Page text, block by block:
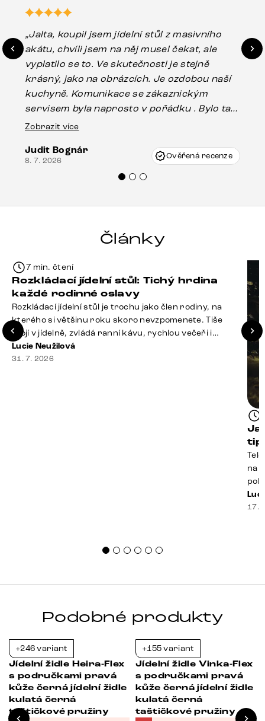
„Jalta, koupil jsem jídelní stůl z masivního
akátu, chvíli jsem na něj musel čekat, ale
vyplatilo se to. Ve skutečnosti je stejně
krásný, jako na obrázcích. Je ozdobou naší
kuchyně. Komunikace se zákaznickým
servisem byla naprosto v pořádku . Bylo tam
drobné poškození u nohy stolu, které mohlo
Vincze mi velmi korektně vyšli vstříc.
Doporučuji produkty Delife všem.“
Zobrazit více
Judit Bognár
8. 7. 2026 Ověřená recenze
Články
7 min. čtení
Rozkládací jídelní stůl: Tichý hrdina
každé rodinné oslavy
Rozkládací jídelní stůl je trochu jako člen rodiny, na
kterého si většinu roku skoro nevzpomenete. Tiše
stojí v jídelně, zvládá ranní kávu, rychlou večeři i
hromadu dopisů, které je potřeba „někdy vyřídit“. Pak
ale přijdou Vánoce, narozeniny nebo zpráva: „Stavíme
Lucie Neužilová
31. 7. 2026
na
17.
Podobné produkty
+246 variant
Jídelní židle Heira-Flex
s područkami pravá
kůže černá jídelní židle
kulatá černá
taštičkové pružiny
+155 variant
Jídelní židle Vinka-Flex
s područkami pravá
kůže černá jídelní židle
kulatá černá
taštičkové pružiny